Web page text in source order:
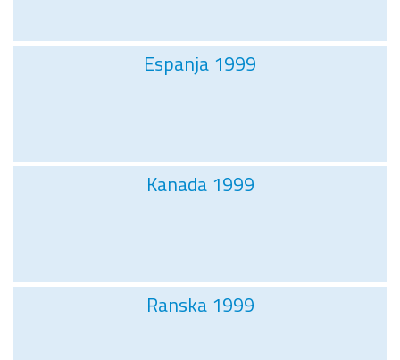
Espanja 1999
Kanada 1999
Ranska 1999